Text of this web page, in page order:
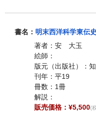
書名： 明末西洋科学東伝
著者：安 大玉
絵師：
版元（出版社）：
刊年：平19
冊数：1冊
解説：
販売価格：¥5,500(